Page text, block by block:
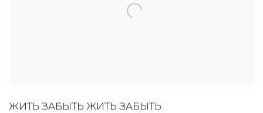
ЖИТЬ ЗАБЫТЬ ЖИТЬ ЗАБЫТЬ